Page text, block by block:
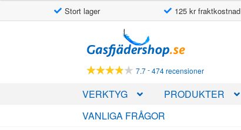
Stort lager 125 kr fraktkostnad
till
navigering
till
innehåll
7.7-474 recensioner
VERKTYG PRODUKTER
VANLIGA FRÅGOR